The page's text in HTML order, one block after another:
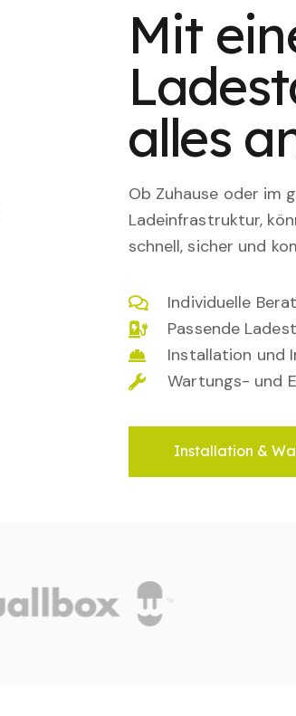
Mit
alles
Ob Zuhause oder im
Ladeinfrastruktur,
schnell, sicher und
Individuelle
Passende
Installation und
Wartungs- und
Installation &